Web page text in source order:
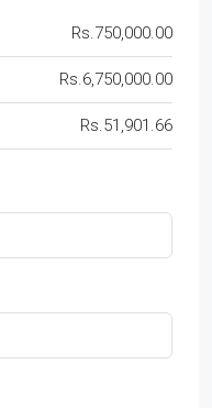
Rs.750,000.00
Rs.6,750,000.00
Rs.51,901.66